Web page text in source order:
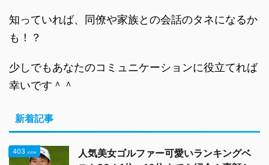
知っていれば、同僚や家族との会話のタネになるか
も！？
少しでもあなたのコミュニケーションに役立てれば
幸いです＾＾
新着記事
403 view
人気美女ゴルファー可愛いランキングベ